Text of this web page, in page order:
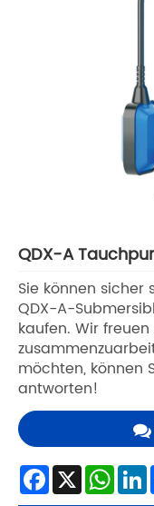
QDX-A
Sie können sicher
QDX-A-
kaufen. Wir
möchten, können
antworten!
Facebook
X